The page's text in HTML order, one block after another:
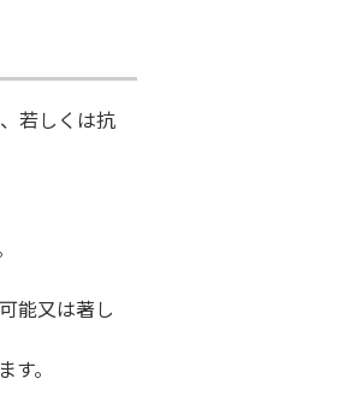
若しくは抗
能又は著し
。